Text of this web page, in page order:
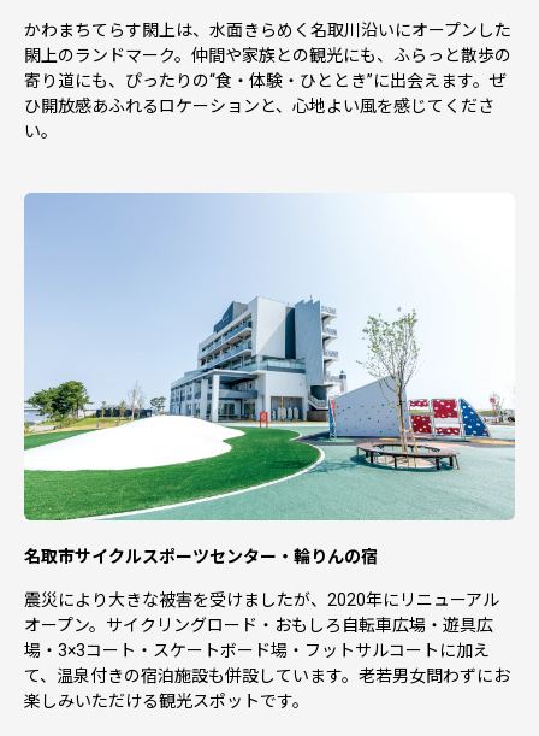
メール：furusato@kankou.natori.miyagi.jp
TEL：022-382-6526（9:00～17:00 月曜定休※祝日の場
合は翌日）
【受領証やワンストップ特例申請に関するお問い合わせ
かわまちてらす閖上は、水面きらめく名取川沿いにオープンした
閖上のランドマーク。仲間や家族との観光にも、ふらっと散歩の
寄り道にも、ぴったりの“食・体験・ひととき”に出会えます。ぜ
ひ開放感あふれるロケーションと、心地よい風を感じてくださ
い。
名取市サイクルスポーツセンター・輪りんの宿
震災により大きな被害を受けましたが、2020年にリニューアル
オープン。サイクリングロード・おもしろ自転車広場・遊具広
場・3×3コート・スケートボード場・フットサルコートに加え
て、温泉付きの宿泊施設も併設しています。老若男女問わずにお
楽しみいただける観光スポットです。